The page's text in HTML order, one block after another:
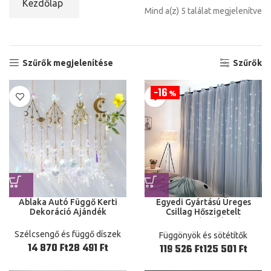
Kezdőlap
Mind a(z) 5 találat megjelenítve
Szűrők megjelenítése Szűrők
Ablaka Autó Függő Kerti
Dekoráció Ajándék
Szélcsengő és függő díszek
Ft Ft
16%
Egyedi Gyártású Üreges
Csillag Hőszigetelt
Ablaka Dekoráció Függöny
Fehér Csipke
Függönyök és sötétítők
Ft Ft